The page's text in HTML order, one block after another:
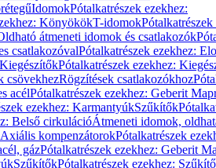
IdomokPótalkatrészek ezekhez:
KönyökökT-idomok
átmeneti idomok és csatlakozók
csatlakozóvalPótalkatrészek ezekhez:
KiegészítőkPótalkatrészek ezekhez:
csövekhezRögzítések csatlakozókhoz
acélPótalkatrészek ezekhez: Geberit
ezekhez: KarmantyúkSzűkítők
Belső cirkulációÁtmeneti idomok,
Axiális kompenzátorokPótalkatrészek
gázPótalkatrészek ezekhez: Geberit
SzűkítőkPótalkatrészek ezekhez: